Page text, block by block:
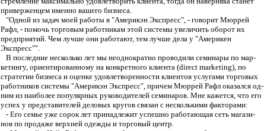
приверженцем именно вашего бизнеса.
"Одной из задач моей работы в "Америкэн Экспресс", - говорит Мюррей
Рафл, - помочь торговым работникам этой системы увеличить оборот их
предприятий. Чем лучше они работают, тем лучше дела у "Америкен
Экспресс"".
В последние несколько лет мы неоднократно проводили семинары по мар-
кетингу, ориентированному на конкретного клиента (direct marketing), по
стратегии бизнеса и оценке удовлетворенности клиентов услугами торговых
работников системы "Америкэн Экспресс", причем Мюррей Рафл оказался од-
ним из наиболее популярных руководителей семинаров. Мне кажется, что его
успех у представителей деловых кругов связан с несколькими факторами:
- Его семье уже сорок лет принадлежит успешно работающая сеть магази-
нов по продаже верхней одежды и торговый центр.